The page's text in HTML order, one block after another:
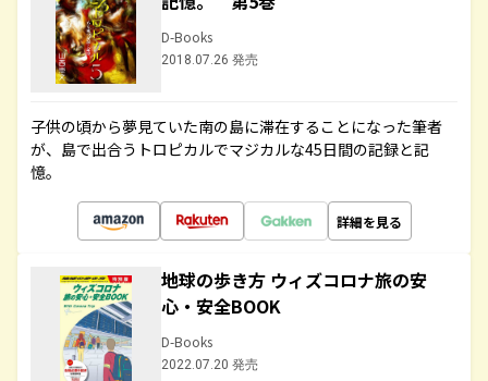
D-Books
2018.07.26 発売
子供の頃から夢見ていた南の島に滞在することになった筆者
が、島で出合うトロピカルでマジカルな45日間の記録と記
憶。
詳細を見る
地球の歩き方 ウィズコロナ旅の安
心・安全BOOK
D-Books
2022.07.20 発売